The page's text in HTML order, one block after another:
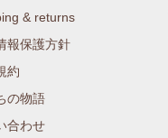
& returns
報保護方針
約
の物語
合わせ